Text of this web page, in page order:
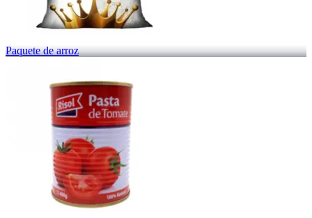
Paquete de arroz